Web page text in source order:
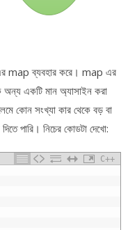
map ব্যবহার করে। map এর
অন্য একটি মান অ্যাসাইন করা
কোন সংখ্যা কার থেকে বড় বা
পারি। নিচের কোডটা দেখো:
C++